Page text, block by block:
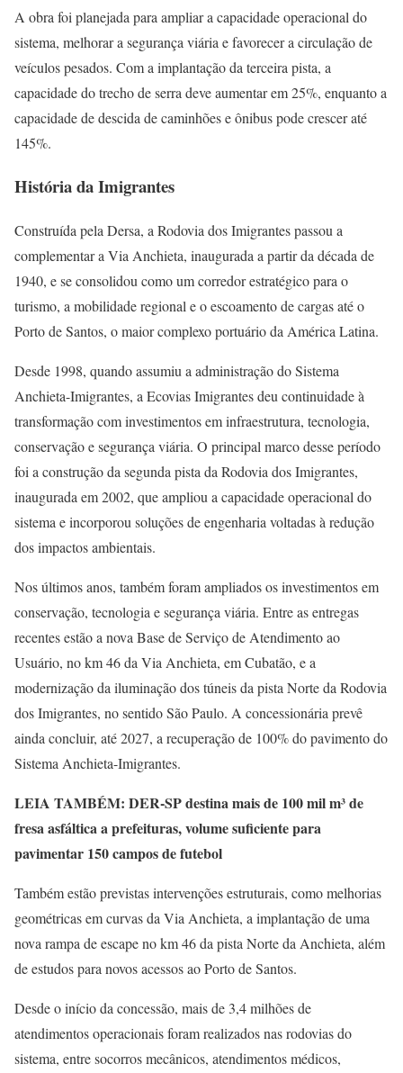
A obra foi planejada para ampliar a capacidade operacional do
sistema, melhorar a segurança viária e favorecer a circulação de
veículos pesados. Com a implantação da terceira pista, a
capacidade do trecho de serra deve aumentar em 25%, enquanto a
capacidade de descida de caminhões e ônibus pode crescer até
145%.
História da Imigrantes
Construída pela Dersa, a Rodovia dos Imigrantes passou a
complementar a Via Anchieta, inaugurada a partir da década de
1940, e se consolidou como um corredor estratégico para o
turismo, a mobilidade regional e o escoamento de cargas até o
Porto de Santos, o maior complexo portuário da América Latina.
Desde 1998, quando assumiu a administração do Sistema
Anchieta-Imigrantes, a Ecovias Imigrantes deu continuidade à
transformação com investimentos em infraestrutura, tecnologia,
conservação e segurança viária. O principal marco desse período
foi a construção da segunda pista da Rodovia dos Imigrantes,
inaugurada em 2002, que ampliou a capacidade operacional do
sistema e incorporou soluções de engenharia voltadas à redução
dos impactos ambientais.
Nos últimos anos, também foram ampliados os investimentos em
conservação, tecnologia e segurança viária. Entre as entregas
recentes estão a nova Base de Serviço de Atendimento ao
Usuário, no km 46 da Via Anchieta, em Cubatão, e a
modernização da iluminação dos túneis da pista Norte da Rodovia
dos Imigrantes, no sentido São Paulo. A concessionária prevê
ainda concluir, até 2027, a recuperação de 100% do pavimento do
Sistema Anchieta-Imigrantes.
LEIA TAMBÉM: DER-SP destina mais de 100 mil m³ de
fresa asfáltica a prefeituras, volume suficiente para
pavimentar 150 campos de futebol
Também estão previstas intervenções estruturais, como melhorias
geométricas em curvas da Via Anchieta, a implantação de uma
nova rampa de escape no km 46 da pista Norte da Anchieta, além
de estudos para novos acessos ao Porto de Santos.
Desde o início da concessão, mais de 3,4 milhões de
atendimentos operacionais foram realizados nas rodovias do
sistema, entre socorros mecânicos, atendimentos médicos,